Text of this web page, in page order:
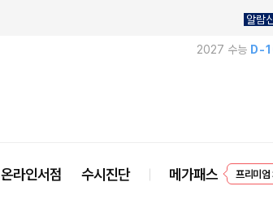
알람
2027 수능 D-
온라인서점 수시진단 메가패스
프리미